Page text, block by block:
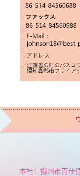
本社：揚州市百仕